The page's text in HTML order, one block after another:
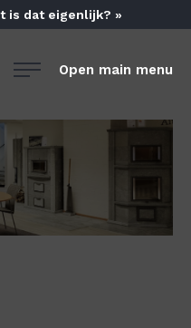
is dat eigenlijk? »
Open main menu